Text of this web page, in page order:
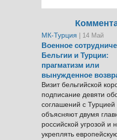
МК-Турция | 14 Май
Военное
Бельгии и Турции:
прагматизм или
вынужденное
Визит бельгийской
подписание девяти
соглашений с
объясняют двумя
российской угрозой и
укреплять